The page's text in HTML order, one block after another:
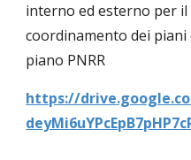
interno ed esterno per
coordinamento dei
piano PNRR
https://